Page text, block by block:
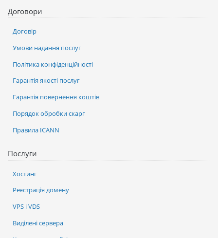
Послуги
Хостинг
Реєстрація домену
VPS і VDS
Виділені сервера
Договори
Договір
Умови надання послуг
Політика конфіденційності
Гарантія якості послуг
Гарантія повернення коштів
Порядок обробки скарг
Правила ICANN